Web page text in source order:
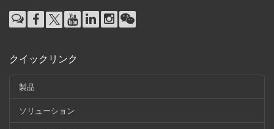
クイックリンク
製品
ソリューション